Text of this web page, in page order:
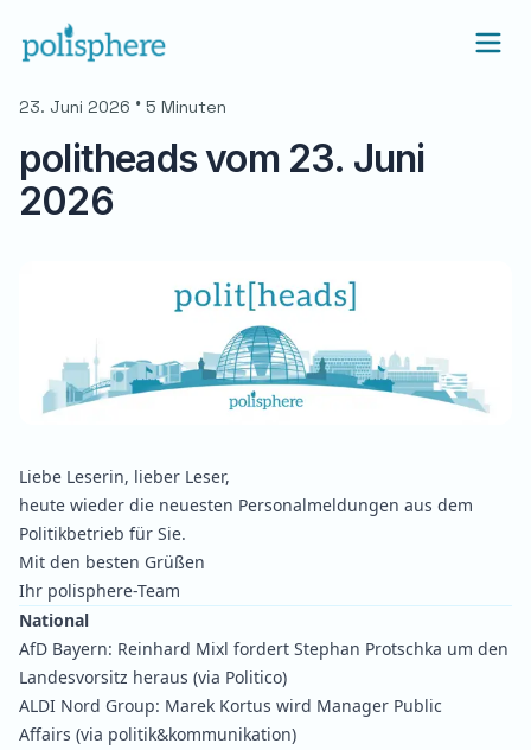
23. Juni 2026 • 5 Minuten
politheads vom 23. Juni
2026
Liebe Leserin, lieber Leser,
heute wieder die neuesten Personalmeldungen aus dem
Politikbetrieb für Sie.
Mit den besten Grüßen
Ihr polisphere-Team
National
AfD Bayern: Reinhard Mixl fordert Stephan Protschka um den
Landesvorsitz heraus (via Politico)
ALDI Nord Group: Marek Kortus wird Manager Public
Affairs (via politik&kommunikation)